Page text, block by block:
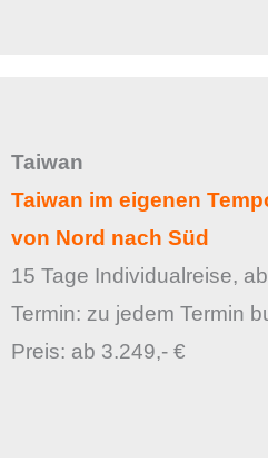
Taiwan
Taiwan im eigenen
von Nord nach Süd
15 Tage Individualreise,
Termin: zu jedem Termin
Preis: ab 3.249,- €